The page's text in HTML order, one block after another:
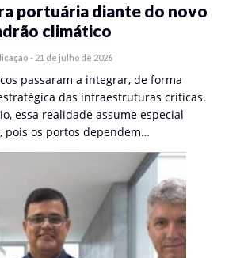
portuária diante do novo
climático
- 21 de julho de 2026
passaram a integrar, de forma
das infraestruturas críticas.
essa realidade assume especial
pois os portos dependem…